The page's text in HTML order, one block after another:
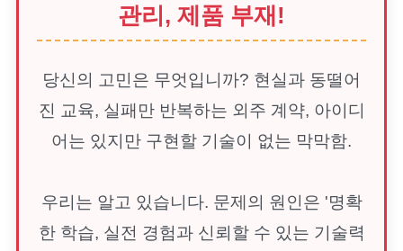
관리, 제품 부재!
당신의 고민은 무엇입니까? 현실과 동떨어
진 교육, 실패만 반복하는 외주 계약, 아이디
어는 있지만 구현할 기술이 없는 막막함.
우리는 알고 있습니다. 문제의 원인은 '명확
한 학습, 실전 경험과 신뢰할 수 있는 기술력